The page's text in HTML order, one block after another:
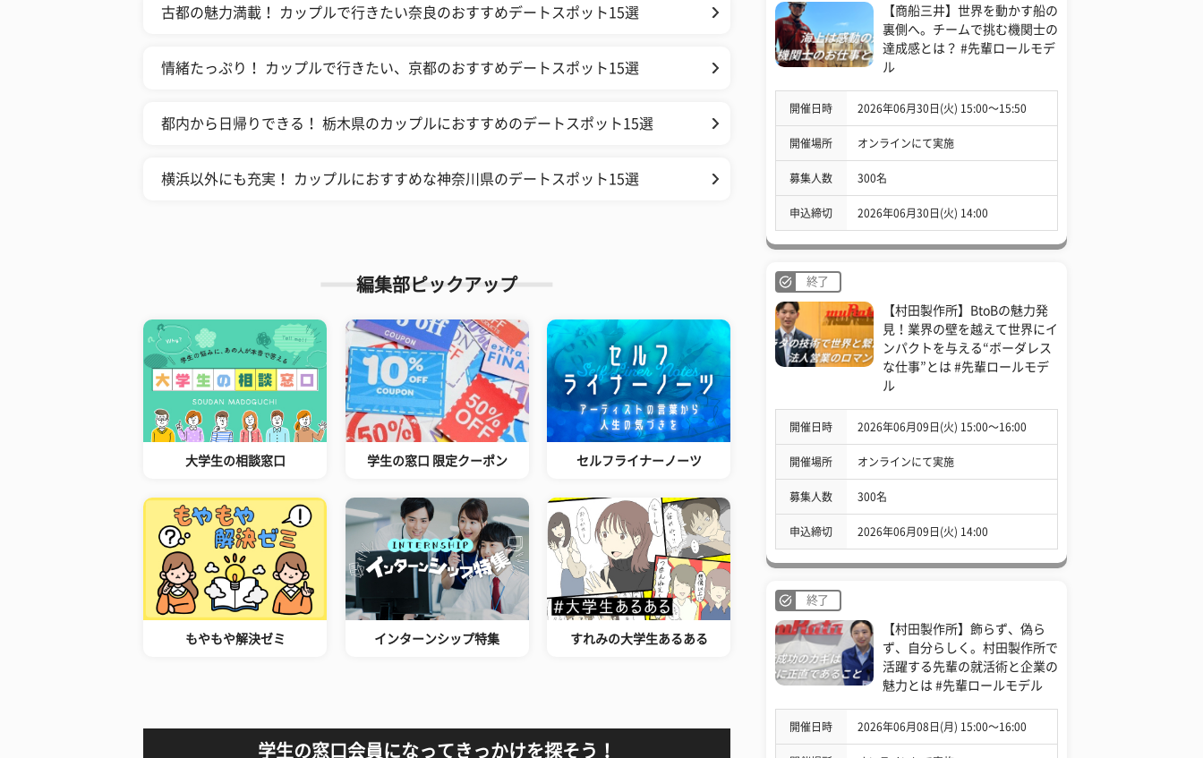
古都の魅力満載！ カップルで行きたい奈良のおすすめデートスポット15選
情緒たっぷり！ カップルで行きたい、京都のおすすめデートスポット15選
都内から日帰りできる！ 栃木県のカップルにおすすめのデートスポット15選
横浜以外にも充実！ カップルにおすすめな神奈川県のデートスポット15選
編集部ピックアップ
大学生の相談窓口 学生の窓口 限定クーポン セルフライナーノーツ
もやもや解決ゼミ インターンシップ特集 すれみの大学生あるある
学生の窓口会員になってきっかけを探そう！
【商船三井】世界を動かす船の
裏側へ。チームで挑む機関士の
達成感とは？ #先輩ロールモデ
ル
開催日時 2026年06月30日(火) 15:00〜15:50
開催場所 オンラインにて実施
募集人数 300名
申込締切 2026年06月30日(火) 14:00
終了
【村田製作所】BtoBの魅力発
見！業界の壁を越えて世界にイ
ンパクトを与える“ボーダレス
な仕事”とは #先輩ロールモデ
ル
開催日時 2026年06月09日(火) 15:00〜16:00
開催場所 オンラインにて実施
募集人数 300名
申込締切 2026年06月09日(火) 14:00
終了
【村田製作所】飾らず、偽ら
ず、自分らしく。村田製作所で
活躍する先輩の就活術と企業の
魅力とは #先輩ロールモデル
開催日時 2026年06月08日(月) 15:00〜16:00